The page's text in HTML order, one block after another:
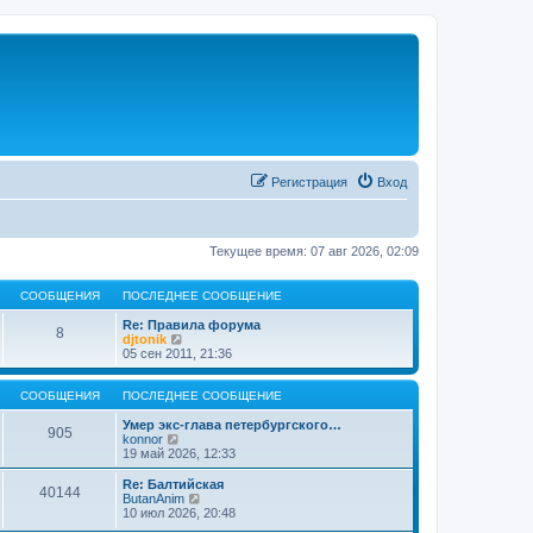
Вход
Регистрация
Текущее время: 07 авг 2026, 02:09
СООБЩЕНИЯ ПОСЛЕДНЕЕ СООБЩЕНИЕ
8
Re: Правила форума
djtonik
е
р
е
й
т
и
п
о
с
л
е
05 сен 2011, 21:36
СООБЩЕНИЯ ПОСЛЕДНЕЕ СООБЩЕНИЕ
905
Умер экс-глава петербургского…
konnor
е
р
е
й
т
19 май 2026, 12:33
40144
Re: Балтийская
ButanAnim
е
10 июл 2026, 20:48